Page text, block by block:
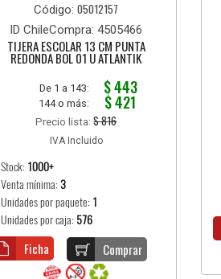
Código:05012157
ID ChileCompra: 4505466
TIJERA ESCOLAR 13 CM PUNTA
REDONDA BOL 01 U ATLANTIK
De 1 a 143: $ 443
144 o más: $ 421
Precio lista:$ 816
IVA Incluido
Stock: 1000+
Venta mínima: 3
Unidades por paquete: 1
Unidades por caja: 576
Comprar
Ficha